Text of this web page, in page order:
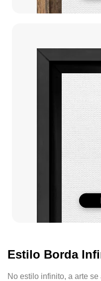
Estilo Borda
No estilo infinito, a arte